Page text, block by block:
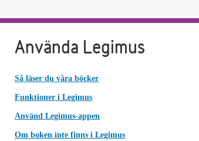
Använda Legimus
Så läser du våra böcker
Funktioner i Legimus
Använd Legimus-appen
Om boken inte finns i Legimus